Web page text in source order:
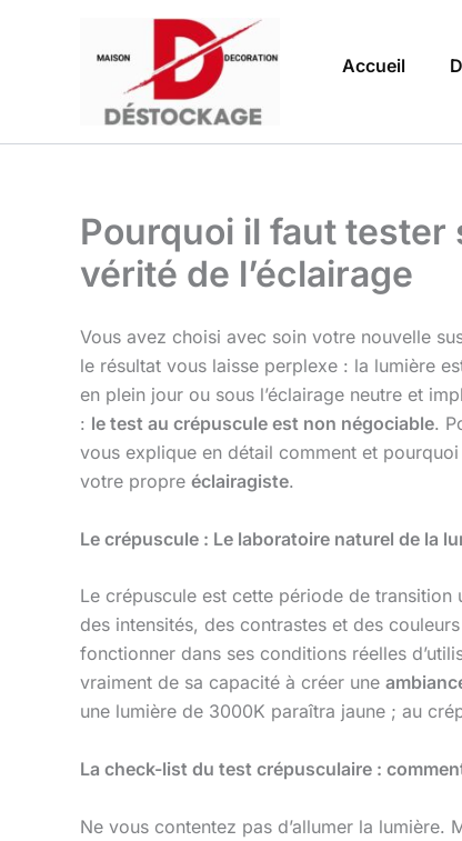
Accueil
Pourquoi il faut tester
vérité de l’éclairage
Vous avez choisi avec soin votre nouvelle
le résultat vous laisse perplexe : la lumière
en plein jour ou sous l’éclairage neutre et
: le test au crépuscule est non négociable.
vous explique en détail comment et
votre propre éclairagiste.
Le crépuscule : Le laboratoire naturel de la
Le crépuscule est cette période de transition
des intensités, des contrastes et des
fonctionner dans ses conditions réelles
vraiment de sa capacité à créer une
une lumière de 3000K paraîtra jaune ; au
La check-list du test crépusculaire :
Ne vous contentez pas d’allumer la